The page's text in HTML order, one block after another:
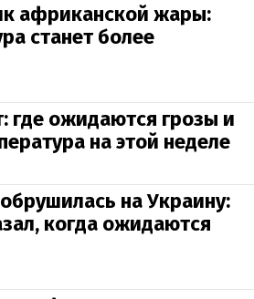
африканской жары:
станет более
где ожидаются грозы и
на этой неделе
на Украину:
когда ожидаются